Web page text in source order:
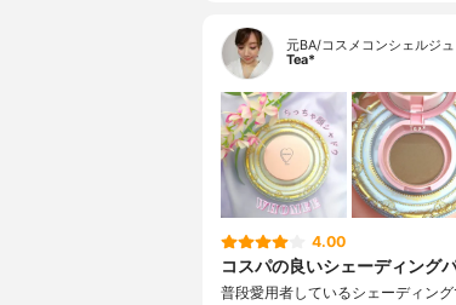
元BA/コスメコンシェルジュ
Tea*
4.00
コスパの良いシェーディング
普段愛用者しているシェーディン